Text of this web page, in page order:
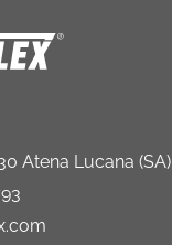
Atena Lucana (SA)